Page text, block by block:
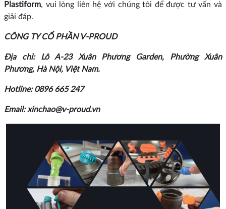
Plastiform, vui lòng liên hệ với chúng tôi để được tư vấn và
giải đáp.
CÔNG TY CỔ PHẦN V-PROUD
Địa chỉ: Lô A-23 Xuân Phương Garden, Phường Xuân
Phương, Hà Nội, Việt Nam.
Hotline: 0896 665 247
Email: xinchao@v-proud.vn